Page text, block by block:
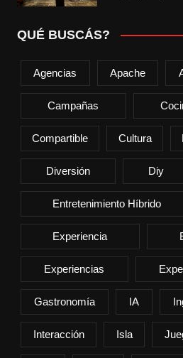
QUÉ BUSCÁS?
Agencias Apache
Campañas
Compartible Cultura
Diversión Diy
Entretenimiento Híbrido
Experiencia
Experiencias
Gastronomía IA
Interacción Isla